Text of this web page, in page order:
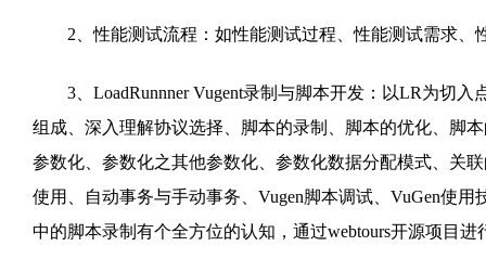
2、性能测试流程：如性能测试过程、性能测试需求、
3、LoadRunnner Vugent录制与脚本开发：以LR为切入
组成、深入理解协议选择、脚本的录制、脚本的优化、脚
参数化、参数化之其他参数化、参数化数据分配模式、关
使用、自动事务与手动事务、Vugen脚本调试、VuGen使
中的脚本录制有个全方位的认知，通过webtours开源项目